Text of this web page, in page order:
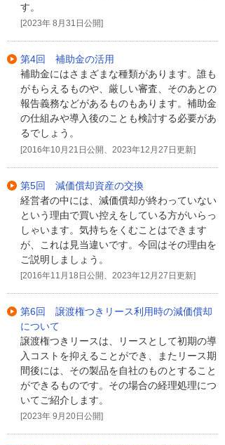
す。
[2023年 8月31日公開]
第4回 補助金の活用
補助金にはさまざまな種類があります。誰も
がもらえるものや、厳しい審査、そのあとの
報告義務などがあるものもあります。補助金
の仕組みや導入後のことも検討する必要があ
るでしょう。
[2016年10月21日公開、2023年12月27日更新]
第5回 減価償却資産の交換
経営者の中には、減価償却が終わっていない
という理由で買い控えをしている方がいらっ
しゃいます。気持ちをくむことはできます
が、これは見当違いです。今回はその理由を
ご説明しましょう。
[2016年11月18日公開、2023年12月27日更新]
第6回 譲渡権つきリース利用時の減価償却
について
譲渡権つきリースは、リースとして初期の導
入コストを抑えることができ、またリース期
間後には、その製品を自社のものとすること
ができるものです。その場合の経理処理につ
いてご紹介します。
[2023年 9月20日公開]